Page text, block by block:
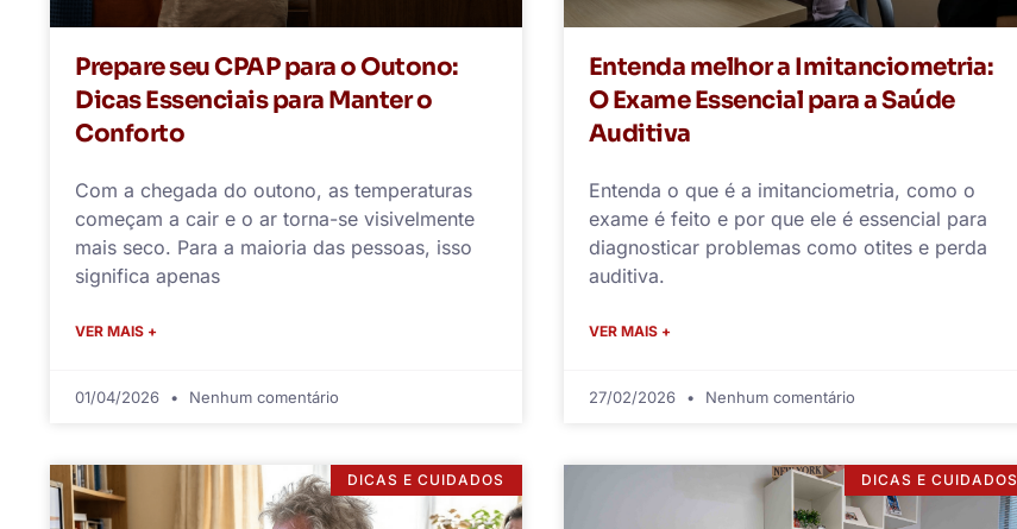
Prepare seu CPAP para o Outono:
Dicas Essenciais para Manter o
Conforto
Com a chegada do outono, as temperaturas
começam a cair e o ar torna-se visivelmente
mais seco. Para a maioria das pessoas, isso
significa apenas
VER MAIS +
01/04/2026 Nenhum comentário
Entenda melhor a Imitanciometria:
O Exame Essencial para a Saúde
Auditiva
Entenda o que é a imitanciometria, como o
exame é feito e por que ele é essencial para
diagnosticar problemas como otites e perda
auditiva.
VER MAIS +
27/02/2026 Nenhum comentário
DICAS E CUIDADOS DICAS E CUIDADOS